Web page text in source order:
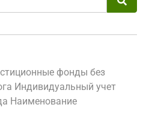
фонды без
Индивидуальный учет
Наименование